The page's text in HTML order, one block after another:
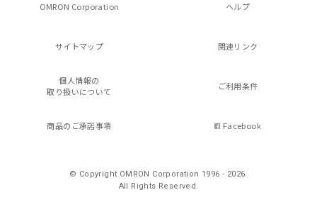
OMRON Corporation ヘルプ
サイトマップ 関連リンク
個人情報の
取り扱いについて
ご利用条件
商品のご承諾事項 Facebook
© Copyright OMRON Corporation 1996 - 2026.
All Rights Reserved.